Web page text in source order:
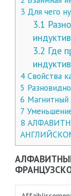
3 Для чего
3.1
3.2 Где
4Свойства
5
6 Магнитный
7
8